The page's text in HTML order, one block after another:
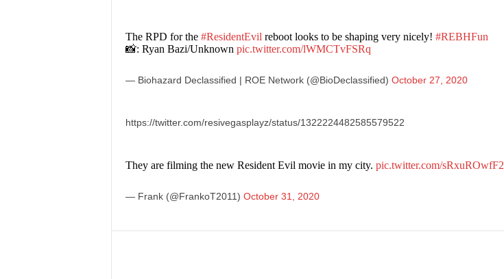
The RPD for the #ResidentEvil reboot looks to be shaping very nicely! #REBHFun
📸: Ryan Bazi/Unknown pic.twitter.com/lWMCTvFSRq
— Biohazard Declassified | ROE Network (@BioDeclassified) October 27, 2020
https://twitter.com/resivegasplayz/status/1322224482585579522
They are filming the new Resident Evil movie in my city. pic.twitter.com/sRxuROwfF2
— Frank (@FrankoT2011) October 31, 2020